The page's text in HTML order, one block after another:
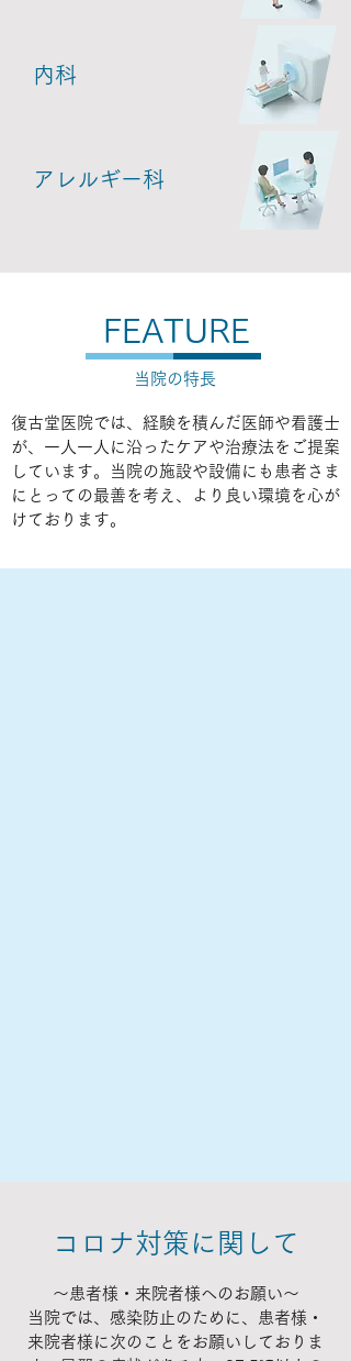
内科
アレルギー科
FEATURE
当院の特長
復古堂医院では、経験を積んだ医師や看護士
が、一人一人に沿ったケアや治療法をご提案
しています。当院の施設や設備にも患者さま
にとっての最善を考え、より良い環境を心が
けております。
コロナ対策に関して
〜患者様・来院者様へのお願い〜
当院では、感染防止のために、患者様・
来院者様に次のことをお願いしておりま